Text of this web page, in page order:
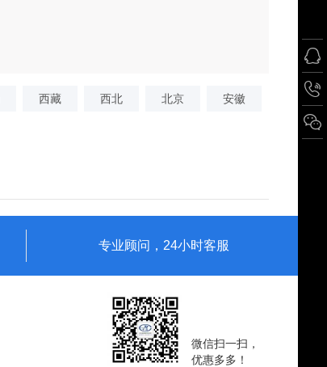
西藏 西北 北京 安徽
专业顾问，24小时客服
微信扫一扫，
优惠多多！